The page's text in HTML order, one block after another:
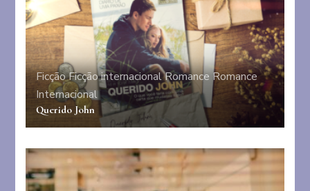
FicçãoFicção internacionalRomanceRomance
Internacional
Querido John